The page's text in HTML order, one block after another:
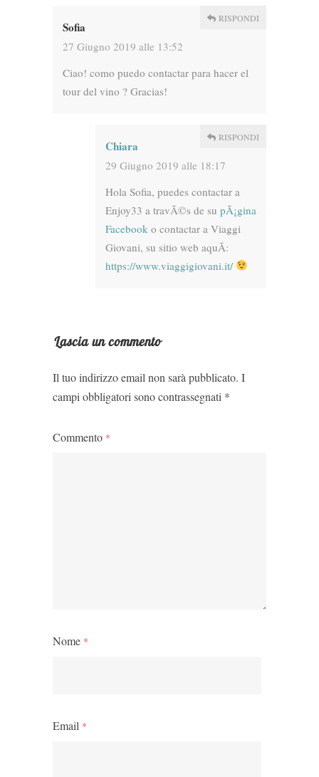
Sofia
27 Giugno 2019 alle 13:52
RISPONDI
Ciao! como puedo contactar para hacer el
tour del vino ? Gracias!
Chiara
29 Giugno 2019 alle 18:17
RISPONDI
Hola Sofia, puedes contactar a
Enjoy33 a travÃ©s de su pÃ¡gina
Facebook o contactar a Viaggi
Giovani, su sitio web aquÃ­:
https://www.viaggigiovani.it/
Lascia un commento
Il tuo indirizzo email non sarà pubblicato. I
campi obbligatori sono contrassegnati *
Commento *
Nome *
Email *